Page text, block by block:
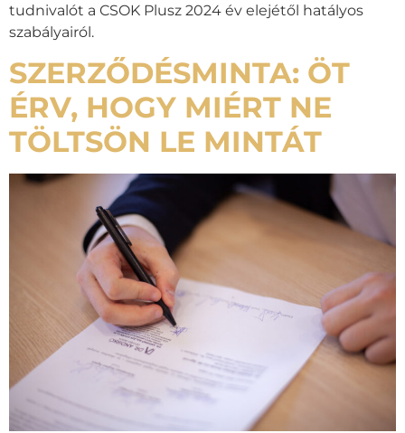
tudnivalót a CSOK Plusz 2024 év elejétől hatályos
szabályairól.
SZERZŐDÉSMINTA: ÖT
ÉRV, HOGY MIÉRT NE
TÖLTSÖN LE MINTÁT